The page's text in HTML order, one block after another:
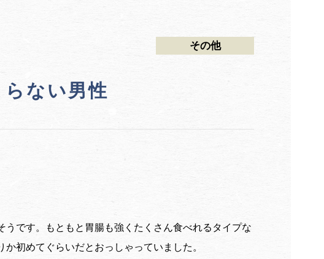
その他
ない男性
です。もともと胃腸も強くたくさん食べれるタイプな
初めてぐらいだとおっしゃっていました。